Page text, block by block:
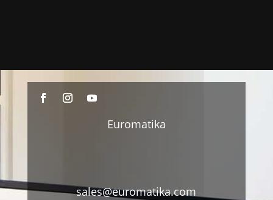
Euromatika
sales@euromatika.com